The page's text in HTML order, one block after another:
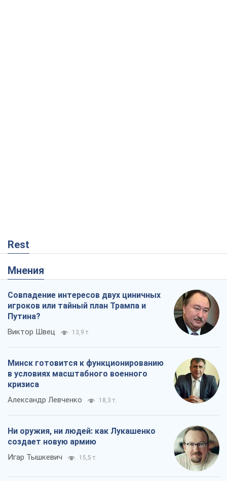
Rest
Мнения
Совпадение интересов двух циничных
игроков или тайный план Трампа и
Путина?
Виктор Швец 13,9 т.
Минск готовится к функционированию
в условиях масштабного военного
кризиса
Александр Левченко 18,3 т.
Ни оружия, ни людей: как Лукашенко
создает новую армию
Игар Тышкевич 15,5 т.